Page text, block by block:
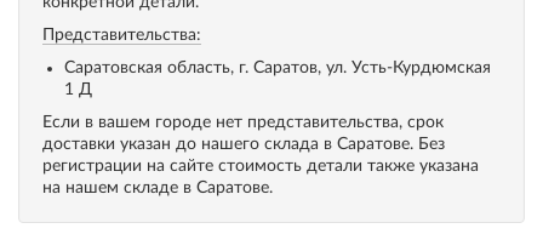
Представительства:
Саратовская область, г. Саратов, ул. Усть-Курдюмская
1 Д
Если в вашем городе нет представительства, срок
доставки указан до нашего склада в Саратове. Без
регистрации на сайте стоимость детали также указана
на нашем складе в Саратове.